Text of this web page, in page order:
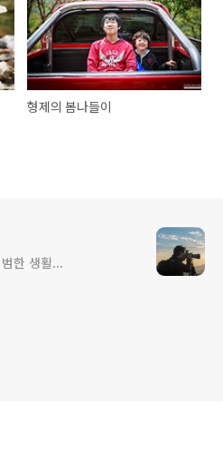
형제의 봄나들이
한 생활...